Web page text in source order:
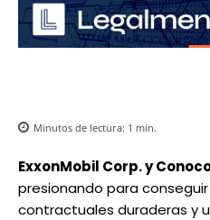
Minutos de lectura: 1 min.
ExxonMobil Corp. y
presionando para
contractuales duraderas y